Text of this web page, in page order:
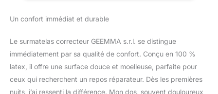
causées par les
téléphones portables et
les tablettes dans la
chambre. Surmatelas de
amovible et lavable
Un confort immédiat et durable
Le surmatelas correcteur GEEMMA s.r.l. se distingue
immédiatement par sa qualité de confort. Conçu en 100 %
latex, il offre une surface douce et moelleuse, parfaite pour
ceux qui recherchent un repos réparateur. Dès les premières
nuits, j’ai ressenti la différence. Mon dos, souvent douloureux